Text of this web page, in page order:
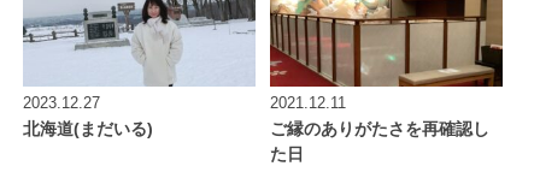
2023.12.27
北海道(まだいる)
2021.12.11
ご縁のありがたさを再確認し
た日